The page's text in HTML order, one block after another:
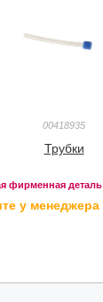
00418935
Трубки
фирменная деталь
у менеджера